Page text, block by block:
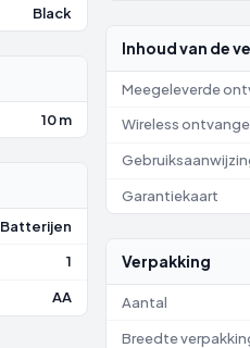
Black
10 m
Batterijen
1
AA
Inhoud van de
Meegeleverde
Wireless
Garantiekaart
Verpakking
Aantal
Breedte